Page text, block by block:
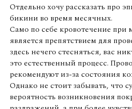
Отдельно хочу рассказать про
бикини во время месячных.
Само по себе кровотечение при
является препятствием для
здесь нечего стесняться, вас
это естественный процесс.
рекомендуют из-за состояния
Однако не стоит забывать, что
вероятность возникновения